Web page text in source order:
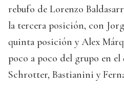
rebufo de Lorenzo
la tercera posición, con
quinta posición y Alex
poco a poco del grupo en el
Schrotter, Bastianini y